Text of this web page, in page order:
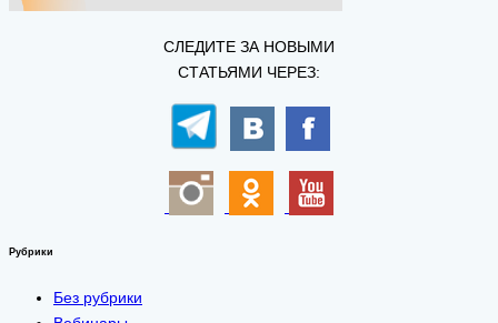
СЛЕДИТЕ ЗА НОВЫМИ
СТАТЬЯМИ ЧЕРЕЗ:
Рубрики
Без рубрики